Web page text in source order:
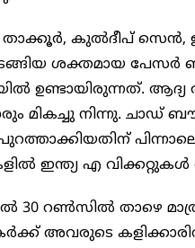
കുൽദീപ് സെൻ,
ശക്തമായ പേസർ
ഉണ്ടായിരുന്നത്. ആദ്യ
മികച്ചു നിന്നു. ചാഡ്
ഇന്ത്യ എ വിക്കറ്റുകൾ
30 റൺസിൽ താഴെ
അവരുടെ